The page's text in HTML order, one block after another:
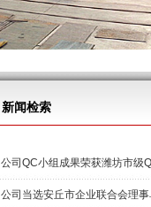
公司QC小组成果荣获潍坊市级
公司当选安丘市企业联合会理
新闻检索